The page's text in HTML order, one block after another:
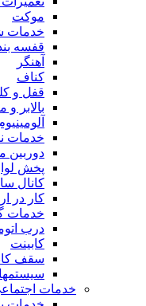
موکت
خدمات
قفسه
آهنگر
کناف
قفل و
بالابر
خدمات
دوربین
پخش
کانال
کار در
خدمات
درب
کابینت
سقف
خدمات